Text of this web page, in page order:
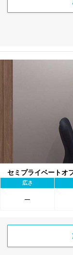
セミプライベートオ
広さ
―